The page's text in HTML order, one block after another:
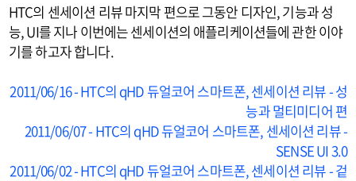
HTC의 센세이션 리뷰 마지막 편으로 그동안 디자인, 기능과 성
능, UI를 지나 이번에는 센세이션의 애플리케이션들에 관한 이야
기를 하고자 합니다.
2011/06/16 - HTC의 qHD 듀얼코어 스마트폰, 센세이션 리뷰 - 성
능과 멀티미디어 편
2011/06/07 - HTC의 qHD 듀얼코어 스마트폰, 센세이션 리뷰 -
SENSE UI 3.0
2011/06/02 - HTC의 qHD 듀얼코어 스마트폰, 센세이션 리뷰 - 겉